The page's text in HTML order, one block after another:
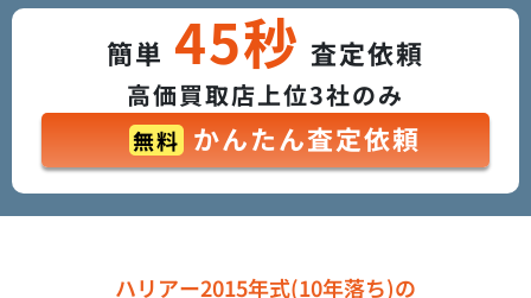
簡単 45秒 査定依頼
高価買取店上位3社のみ
無料 かんたん査定依頼
ハリアー2015年式(10年落ち)の